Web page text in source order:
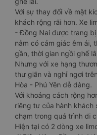
Với sự thay đổi về mặt
khách rộng rãi hơn. Xe
- Đồng Nai được trang
nằm có cảm giác êm ái,
gần, thời gian ngồi ghế
Nhưng với xe hạng
thư giãn và nghỉ ngơi
Hòa - Phú Yên dễ dàng.
Với khoảng cách rộng
riêng tư của hành khách
chạm trong quá trình di
Hiện tại có 2 dòng xe